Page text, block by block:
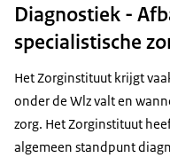
Diagnostiek -
specialistische
Het Zorginstituut krijgt
onder de Wlz valt en
zorg. Het Zorginstituut
algemeen standpunt